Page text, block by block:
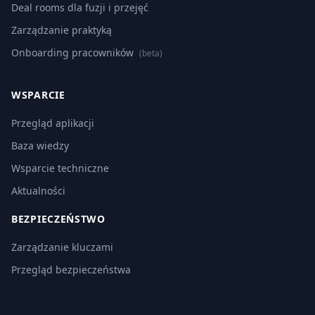
Deal rooms dla fuzji i przejęć
Zarządzanie praktyką
Onboarding pracowników (beta)
WSPARCIE
Przegląd aplikacji
Baza wiedzy
Wsparcie techniczne
Aktualności
BEZPIECZEŃSTWO
Zarządzanie kluczami
Przegląd bezpieczeństwa